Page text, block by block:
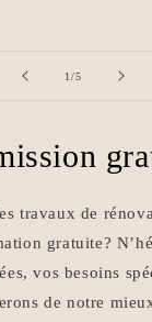
1/de
5
travaux de
gratuite?
vos besoins
de notre